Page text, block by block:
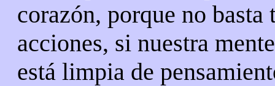
corazón, porque no
acciones, si nuestra
está limpia de